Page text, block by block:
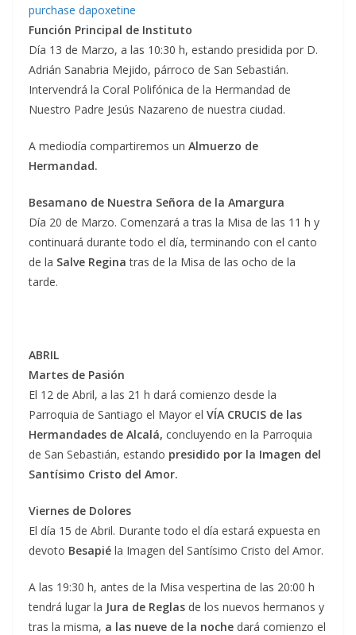
purchase dapoxetine
Función Principal de Instituto
Día 13 de Marzo, a las 10:30 h, estando presidida por D.
Adrián Sanabria Mejido, párroco de San Sebastián.
Intervendrá la Coral Polifónica de la Hermandad de
Nuestro Padre Jesús Nazareno de nuestra ciudad.
A mediodía compartiremos un Almuerzo de
Hermandad.
Besamano de Nuestra Señora de la Amargura
Día 20 de Marzo. Comenzará a tras la Misa de las 11 h y
continuará durante todo el día, terminando con el canto
de la Salve Reginatras de la Misa de las ocho de la
tarde.
ABRIL
Martes de Pasión
El 12 de Abril, a las 21 h dará comienzo desde la
Parroquia de Santiago el Mayor el VÍA CRUCIS de las
Hermandades de Alcalá, concluyendo en la Parroquia
de San Sebastián, estando presidido por la Imagen del
Santísimo Cristo del Amor.
Viernes de Dolores
El día 15 de Abril. Durante todo el día estará expuesta en
devoto Besapié la Imagen del Santísimo Cristo del Amor.
A las 19:30 h, antes de la Misa vespertina de las 20:00 h
tendrá lugar la Jura de Reglas de los nuevos hermanos y
tras la misma, a las nueve de la noche dará comienzo el